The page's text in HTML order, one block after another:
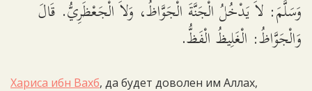
وَسَلَّمَ: لاَ يَدْخُلُ الْجَنَّةَ الْجَوَّاظُ، وَلاَ الْجَعْظَرِيُّ. قَالَ
وَالْجَوَّاظُ: الْغَلِيظُ الْفَظُّ.
Хариса ибн Вахб, да будет доволен им Аллах,